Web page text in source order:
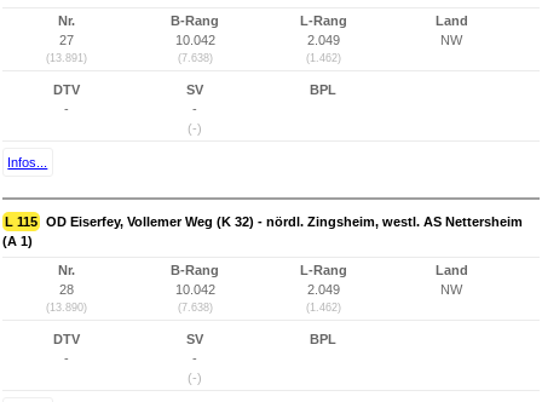
Nr.
27
(13.891)
B-Rang
10.042
(7.638)
L-Rang
2.049
(1.462)
Land
NW
DTV
-
SV
-
(-)
BPL
Infos...
L 115 OD Eiserfey, Vollemer Weg (K 32) - nördl. Zingsheim, westl. AS Nettersheim
(A 1)
Nr.
28
(13.890)
B-Rang
10.042
(7.638)
L-Rang
2.049
(1.462)
Land
NW
DTV
-
SV
-
(-)
BPL